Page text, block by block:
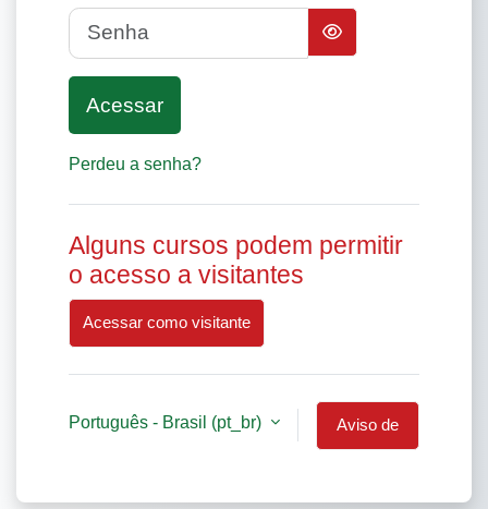
Senha
Acessar
Perdeu a senha?
Alguns cursos podem permitir
o acesso a visitantes
Acessar como visitante
Português - Brasil ‎(pt_br)‎
Aviso de